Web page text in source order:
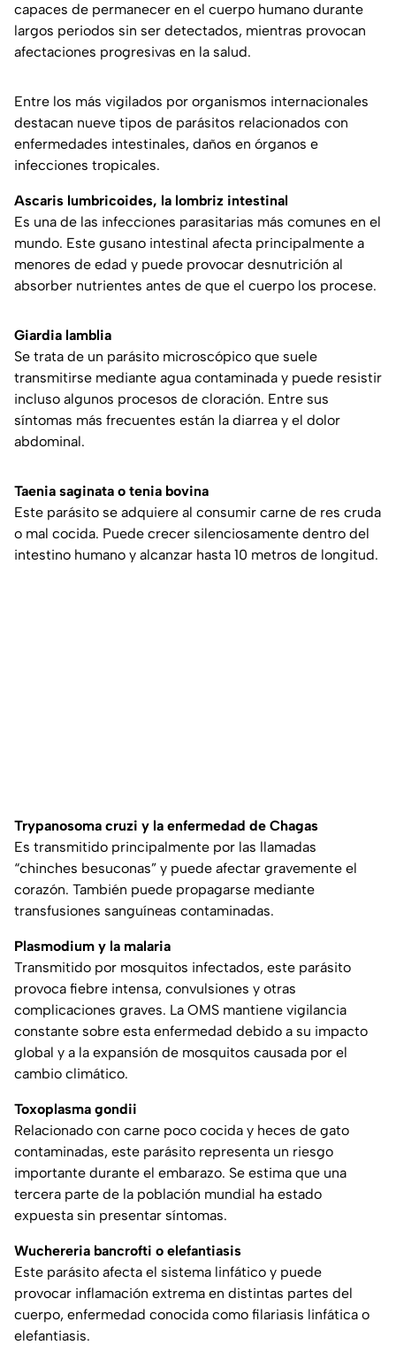
capaces de permanecer en el cuerpo humano durante
largos periodos sin ser detectados, mientras provocan
afectaciones progresivas en la salud.
Entre los más vigilados por organismos internacionales
destacan nueve tipos de parásitos relacionados con
enfermedades intestinales, daños en órganos e
infecciones tropicales.
Ascaris lumbricoides, la lombriz intestinal
Es una de las infecciones parasitarias más comunes en el
mundo. Este gusano intestinal afecta principalmente a
menores de edad y puede provocar desnutrición al
absorber nutrientes antes de que el cuerpo los procese.
Giardia lamblia
Se trata de un parásito microscópico que suele
transmitirse mediante agua contaminada y puede resistir
incluso algunos procesos de cloración. Entre sus
síntomas más frecuentes están la diarrea y el dolor
abdominal.
Taenia saginata o tenia bovina
Este parásito se adquiere al consumir carne de res cruda
o mal cocida. Puede crecer silenciosamente dentro del
intestino humano y alcanzar hasta 10 metros de longitud.
Trypanosoma cruzi y la enfermedad de Chagas
Es transmitido principalmente por las llamadas
“chinches besuconas” y puede afectar gravemente el
corazón. También puede propagarse mediante
transfusiones sanguíneas contaminadas.
Plasmodium y la malaria
Transmitido por mosquitos infectados, este parásito
provoca fiebre intensa, convulsiones y otras
complicaciones graves. La OMS mantiene vigilancia
constante sobre esta enfermedad debido a su impacto
global y a la expansión de mosquitos causada por el
cambio climático.
Toxoplasma gondii
Relacionado con carne poco cocida y heces de gato
contaminadas, este parásito representa un riesgo
importante durante el embarazo. Se estima que una
tercera parte de la población mundial ha estado
expuesta sin presentar síntomas.
Wuchereria bancrofti o elefantiasis
Este parásito afecta el sistema linfático y puede
provocar inflamación extrema en distintas partes del
cuerpo, enfermedad conocida como filariasis linfática o
elefantiasis.